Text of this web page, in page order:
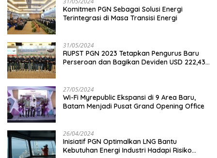
Komitmen PGN Sebagai Solusi Energi
Terintegrasi di Masa Transisi Energi
31/05/2024
RUPST PGN 2023 Tetapkan Pengurus Baru
Perseroan dan Bagikan Deviden USD 222,43
27/05/2024
Wi-Fi Myrepublic Ekspansi di 9 Area Baru,
Batam Menjadi Pusat Grand Opening Office
26/04/2024
Inisiatif PGN Optimalkan LNG Bantu
Kebutuhan Energi Industri Hadapi Risiko